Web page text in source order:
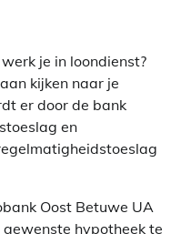
je in loondienst?
kijken naar je
er door de bank
en
Oost Betuwe UA
hypotheek te